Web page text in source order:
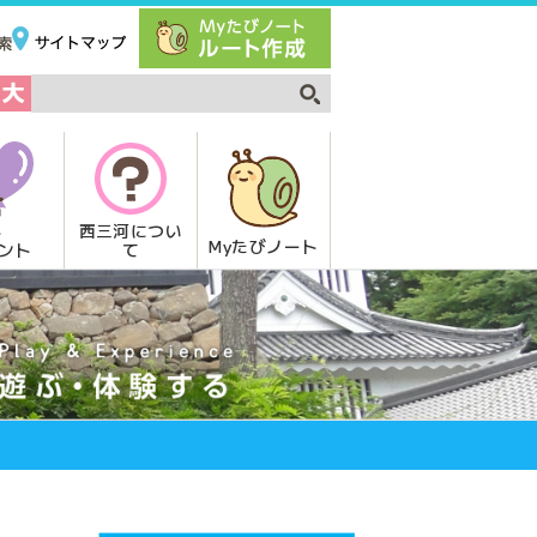
ト
西三河につい
て
Myたびノート